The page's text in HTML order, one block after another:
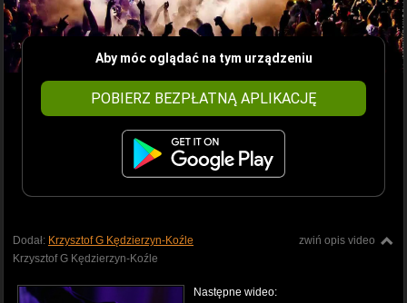
Aby móc oglądać na tym urządzeniu
POBIERZ BEZPŁATNĄ APLIKACJĘ
zwiń opis video
Dodał: Krzysztof G Kędzierzyn-Koźle
Krzysztof G Kędzierzyn-Koźle
Następne wideo: